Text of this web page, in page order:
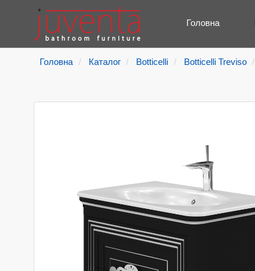
Головна
Головна Каталог Botticelli Botticelli Treviso